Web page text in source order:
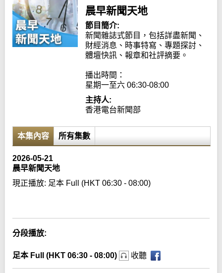
晨早新聞天地
節目簡介:
新聞雜誌式節目，包括詳盡新聞、
財經消息、時事特寫、專題探討、
體壇快訊、報章和社評摘要。
播出時間：
星期一至六 06:30-08:00
主持人:
香港電台新聞部
本集內容 所有集數
2026-05-21
晨早新聞天地
現正播放: 足本 Full (HKT 06:30 - 08:00)
分段播放:
足本 Full (HKT 06:30 - 08:00) 收聽